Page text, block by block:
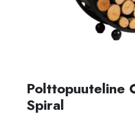
Polttopuuteline
Spiral